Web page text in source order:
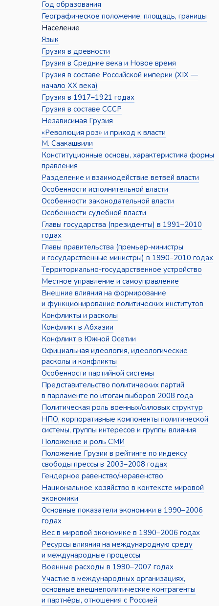
Год образования
Географическое положение, площадь, границы
Население
Язык
Грузия в древности
Грузия в Средние века и Новое время
Грузия в составе Российской империи (XIX —
начало XX века)
Грузия в 1917–1921 годах
Грузия в составе СССР
Независимая Грузия
«Революция роз» и приход к власти
М. Саакашвили
Конституционные основы, характеристика формы
правления
Разделение и взаимодействие ветвей власти
Особенности исполнительной власти
Особенности законодательной власти
Особенности судебной власти
Главы государства (президенты) в 1991–2010
годах
Главы правительства (премьер-министры
и государственные министры) в 1990–2010 годах
Территориально-государственное устройство
Местное управление и самоуправление
Внешние влияния на формирование
и функционирование политических институтов
Конфликты и расколы
Конфликт в Абхазии
Конфликт в Южной Осетии
Официальная идеология, идеологические
расколы и конфликты
Особенности партийной системы
Представительство политических партий
в парламенте по итогам выборов 2008 года
Политическая роль военных/силовых структур
НПО, корпоративные компоненты политической
системы, группы интересов и группы влияния
Положение и роль СМИ
Положение Грузии в рейтинге по индексу
свободы прессы в 2003–2008 годах
Гендерное равенство/неравенство
Национальное хозяйство в контексте мировой
экономики
Основные показатели экономики в 1990–2006
годах
Вес в мировой экономике в 1990–2006 годах
Ресурсы влияния на международную среду
и международные процессы
Военные расходы в 1990–2007 годах
Участие в международных организациях,
основные внешнеполитические контрагенты
и партнёры, отношения с Россией